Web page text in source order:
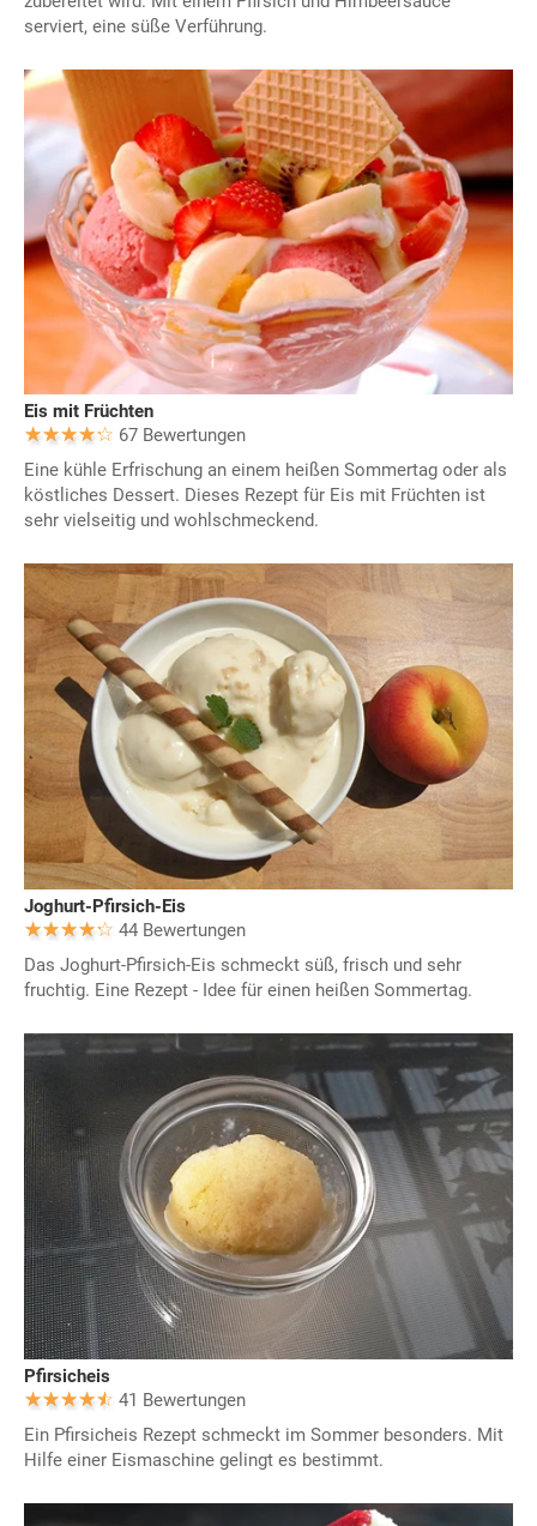
serviert, eine süße Verführung.
Eis mit Früchten
67 Bewertungen
Eine kühle Erfrischung an einem heißen Sommertag oder als
köstliches Dessert. Dieses Rezept für Eis mit Früchten ist
sehr vielseitig und wohlschmeckend.
Joghurt-Pfirsich-Eis
44 Bewertungen
Das Joghurt-Pfirsich-Eis schmeckt süß, frisch und sehr
fruchtig. Eine Rezept - Idee für einen heißen Sommertag.
Pfirsicheis
41 Bewertungen
Ein Pfirsicheis Rezept schmeckt im Sommer besonders. Mit
Hilfe einer Eismaschine gelingt es bestimmt.